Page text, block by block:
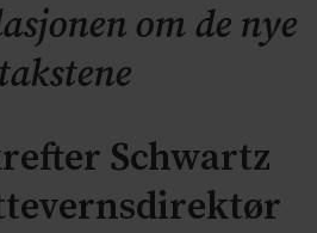
om de nye
Schwartz